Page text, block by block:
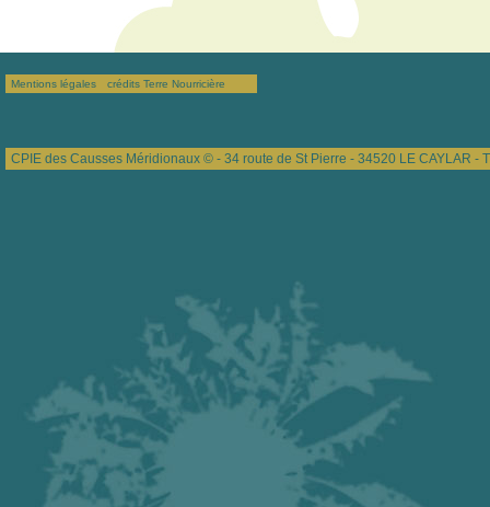
Mentions légales crédits Terre Nourricière
CPIE des Causses Méridionaux © - 34 route de St Pierre - 34520 LE CAYLAR -